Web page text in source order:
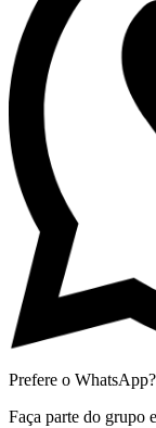
Prefere o WhatsApp?
Faça parte do grupo